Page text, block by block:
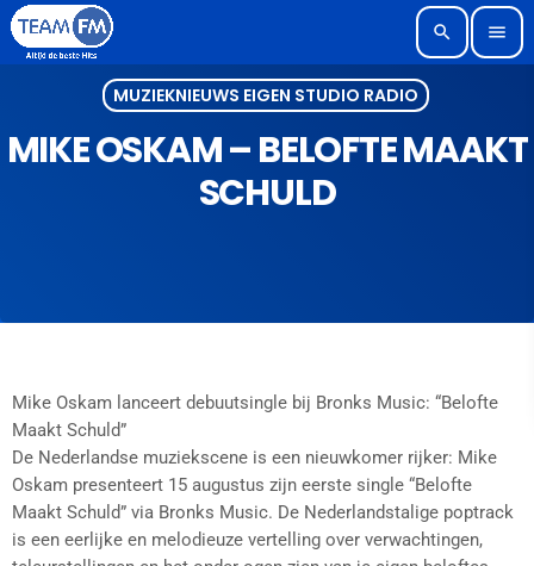
search menu
MUZIEKNIEUWS EIGEN STUDIO RADIO
MIKE OSKAM – BELOFTE MAAKT
SCHULD
Mike Oskam lanceert debuutsingle bij Bronks Music: “Belofte
Maakt Schuld”
De Nederlandse muziekscene is een nieuwkomer rijker: Mike
Oskam presenteert 15 augustus zijn eerste single “Belofte
Maakt Schuld” via Bronks Music. De Nederlandstalige poptrack
is een eerlijke en melodieuze vertelling over verwachtingen,